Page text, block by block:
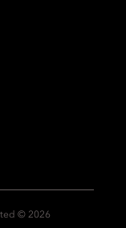
2026 © Mandarin Oriental Hotel Group Limited